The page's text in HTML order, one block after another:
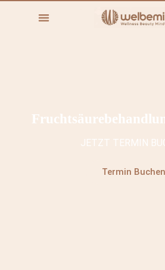
JETZT TERMIN
Termin Buchen